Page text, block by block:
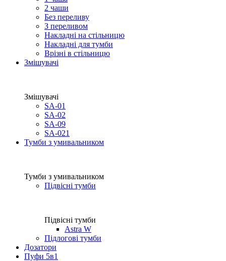
2 чаши
Без переливу
З переливом
Накладні на стільницю
Накладні для тумби
Врізні в стільницю
Змішувачі
Змішувачі
SA-01
SA-02
SA-09
SA-021
Тумби з умивальником
Тумби з умивальником
Підвісні тумби
Підвісні тумби
Astra W
Підлогові тумби
Дозатори
Пуфи 5в1